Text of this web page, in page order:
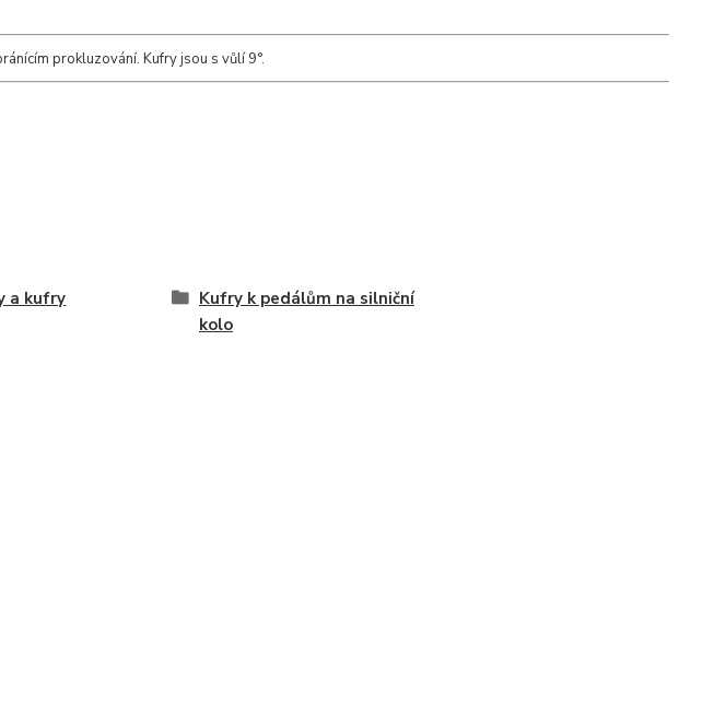
prokluzování. Kufry jsou s vůlí 9°.
a kufry
Kufry k pedálům na silniční
kolo